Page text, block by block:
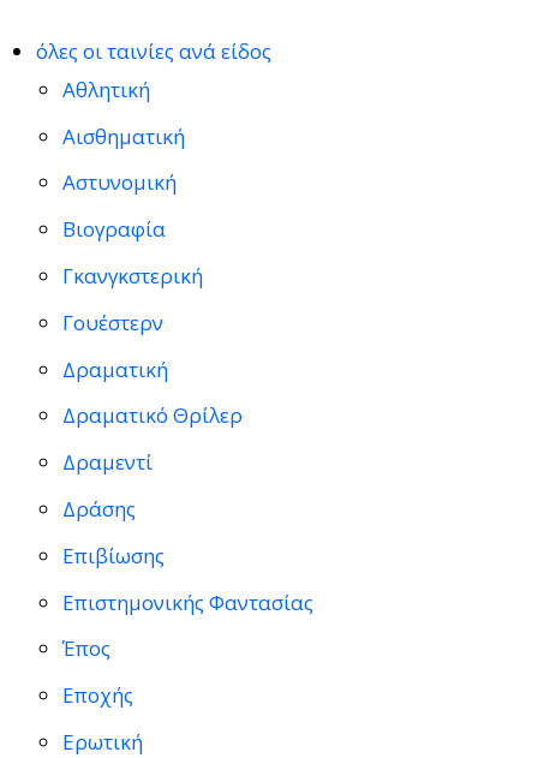
όλες οι ταινίες ανά είδος
Αθλητική
Αισθηματική
Αστυνομική
Βιογραφία
Γκανγκστερική
Γουέστερν
Δραματική
Δραματικό Θρίλερ
Δραμεντί
Δράσης
Επιβίωσης
Επιστημονικής Φαντασίας
Έπος
Εποχής
Ερωτική